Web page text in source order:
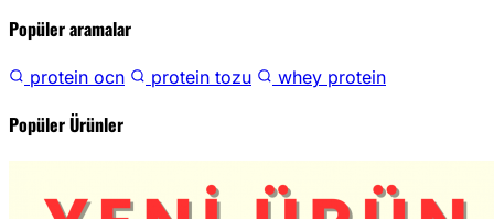
Popüler aramalar
protein ocn protein tozu whey protein
Popüler Ürünler